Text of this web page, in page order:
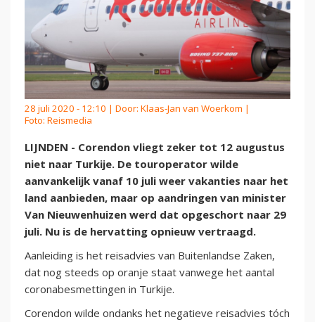
28 juli 2020 - 12:10 | Door: Klaas-Jan van Woerkom |
Foto: Reismedia
LIJNDEN - Corendon vliegt zeker tot 12 augustus
niet naar Turkije. De touroperator wilde
aanvankelijk vanaf 10 juli weer vakanties naar het
land aanbieden, maar op aandringen van minister
Van Nieuwenhuizen werd dat opgeschort naar 29
juli. Nu is de hervatting opnieuw vertraagd.
Aanleiding is het reisadvies van Buitenlandse Zaken,
dat nog steeds op oranje staat vanwege het aantal
coronabesmettingen in Turkije.
Corendon wilde ondanks het negatieve reisadvies tóch